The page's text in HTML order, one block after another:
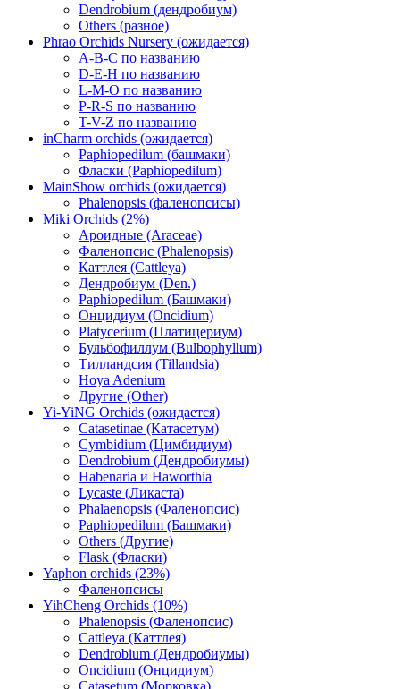
Dendrobium (дендробиум)
Others (разное)
Phrao Orchids Nursery (ожидается)
A-B-C по названию
D-E-H по названию
L-M-O по названию
P-R-S по названию
T-V-Z по названию
inCharm orchids (ожидается)
Paphiopedilum (башмаки)
Фласки (Paphiopedilum)
MainShow orchids (ожидается)
Phalenopsis (фаленопсисы)
Miki Orchids (2%)
Ароидные (Araceae)
Фаленопсис (Phalenopsis)
Каттлея (Cattleya)
Дендробиум (Den.)
Paphiopedilum (Башмаки)
Онцидиум (Oncidium)
Platycerium (Платицериум)
Бульбофиллум (Bulbophyllum)
Тилландсия (Tillandsia)
Hoya Adenium
Другие (Other)
Yi-YiNG Orchids (ожидается)
Catasetinae (Катасетум)
Cymbidium (Цимбидиум)
Dendrobium (Дендробиумы)
Habenaria и Haworthia
Lycaste (Ликаста)
Phalaenopsis (Фаленопсис)
Paphiopedilum (Башмаки)
Others (Другие)
Flask (Фласки)
Yaphon orchids (23%)
Фаленопсисы
YihCheng Orchids (10%)
Phalenopsis (Фаленопсис)
Cattleya (Каттлея)
Dendrobium (Дендробиумы)
Oncidium (Онцидиум)
Catasetum (Морковка)